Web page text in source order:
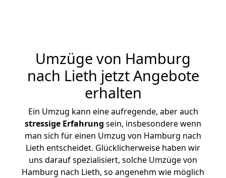
Umzüge von Hamburg
nach Lieth jetzt Angebote
erhalten
Ein Umzug kann eine aufregende, aber auch
stressige Erfahrung sein, insbesondere wenn
man sich für einen Umzug von Hamburg nach
Lieth entscheidet. Glücklicherweise haben wir
uns darauf spezialisiert, solche Umzüge von
Hamburg nach Lieth, so angenehm wie möglich